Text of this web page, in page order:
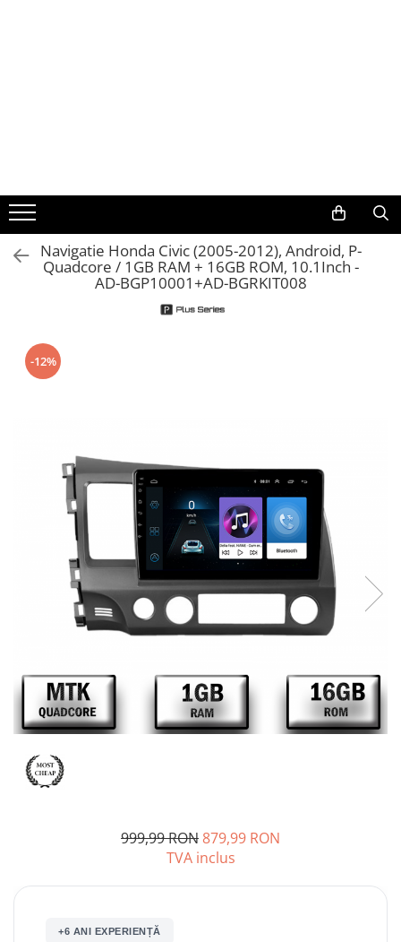
Volkswagen
Audi
Ford
Kia
Chevrolet
Suzuki
Mitsubishi
Land Rover
Navigatie Honda Civic (2005-2012), Android, P-
Quadcore / 1GB RAM + 16GB ROM, 10.1Inch -
AD-BGP10001+AD-BGRKIT008
-12%
999,99 RON879,99 RON
TVA inclus
+6 ANI EXPERIENȚĂ